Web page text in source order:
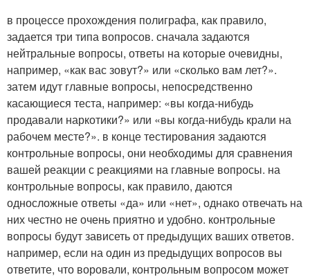
в процессе прохождения полиграфа, как правило,
задается три типа вопросов. сначала задаются
нейтральные вопросы, ответы на которые очевидны,
например, «как вас зовут?» или «сколько вам лет?».
затем идут главные вопросы, непосредственно
касающиеся теста, например: «вы когда-нибудь
продавали наркотики?» или «вы когда-нибудь крали на
рабочем месте?». в конце тестирования задаются
контрольные вопросы, они необходимы для сравнения
вашей реакции с реакциями на главные вопросы. на
контрольные вопросы, как правило, даются
односложные ответы «да» или «нет», однако отвечать на
них честно не очень приятно и удобно. контрольные
вопросы будут зависеть от предыдущих ваших ответов.
например, если на один из предыдущих вопросов вы
ответите, что воровали, контрольным вопросом может